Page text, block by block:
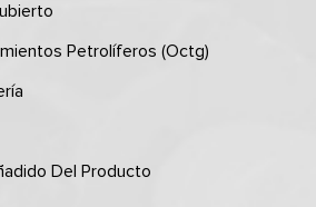
Petrolíferos (octg)
Del Producto